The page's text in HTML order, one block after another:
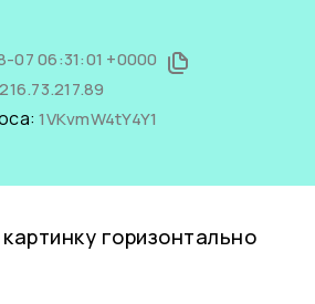
07 06:31:01 +0000
216.73.217.89
1VKvmW4tY4Y1
горизонтально